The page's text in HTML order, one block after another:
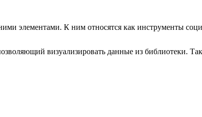
элементами. К ним относятся как инструменты
визуализировать данные из библиотеки.